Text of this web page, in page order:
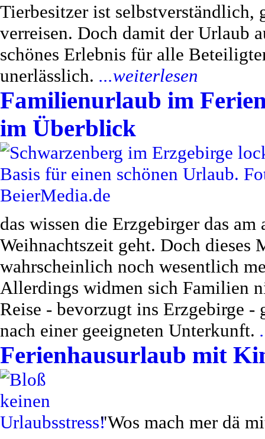
Tierbesitzer ist selbstverständlich,
verreisen. Doch damit der Urlaub
schönes Erlebnis für alle
unerlässlich. ...weiterlesen
Familienurlaub im
im Überblick
das wissen die Erzgebirger das
Weihnachtszeit geht. Doch
wahrscheinlich noch wesentlich
Allerdings widmen sich Familien
Reise - bevorzugt ins Erzgebirge
nach einer geeigneten Unterkunft.
Ferienhausurlaub mit
"Wos mach mer dä